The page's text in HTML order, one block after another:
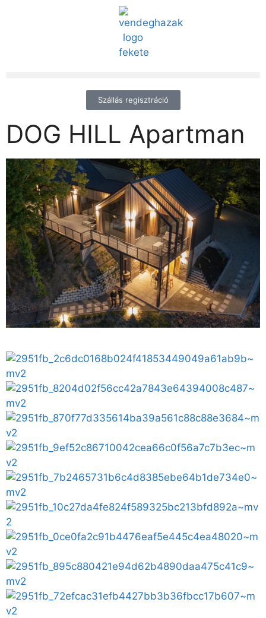
Szállás regisztráció
DOG HILL Apartman